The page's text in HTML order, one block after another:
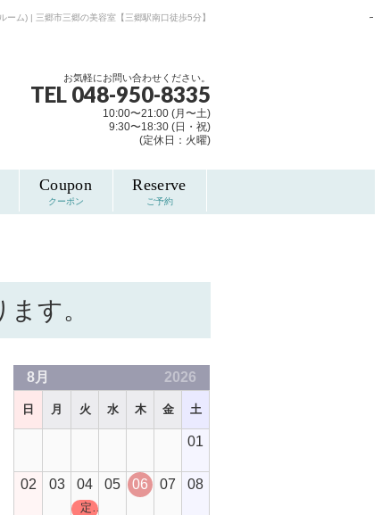
ーム) | 三郷市三郷の美容室【三郷駅南口徒歩5分】
お気軽にお問い合わせください。
TEL 048-950-8335
10:00〜21:00 (月〜土)
9:30〜18:30 (日・祝)
(定休日：火曜)
Coupon
クーポン
Reserve
ご予約
す。
8月 2026
日 月 火 水 木 金 土
01
02 03 04
定休日
05 06 07 08